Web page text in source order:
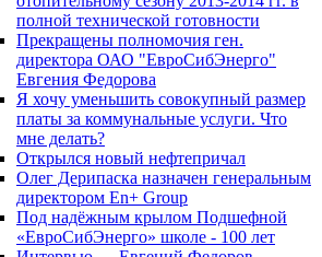
полной технической готовности
Прекращены полномочия ген.
директора ОАО "ЕвроСибЭнерго"
Евгения Федорова
Я хочу уменьшить совокупный размер
платы за коммунальные услуги. Что
мне делать?
Открылся новый нефтепричал
Олег Дерипаска назначен генеральным
директором En+ Group
Под надёжным крылом Подшефной
«ЕвроСибЭнерго» школе - 100 лет